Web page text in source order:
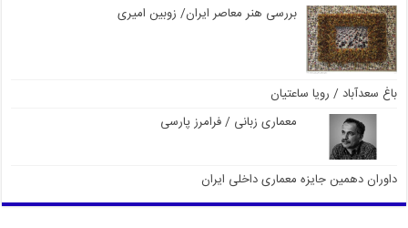
بررسی هنر معاصر ایران/ زوبین امیری
باغ سعدآباد / رویا ساعتیان
معماری زبانی / فرامرز پارسی
داوران دهمین جایزه معماری داخلی ایران